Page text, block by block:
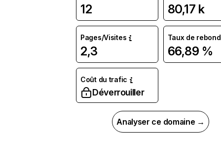
12 80,17 k
Pages/Visites
2,3
Taux de rebond
66,89 %
Coût du trafic
Déverrouiller
Analyser ce domaine →